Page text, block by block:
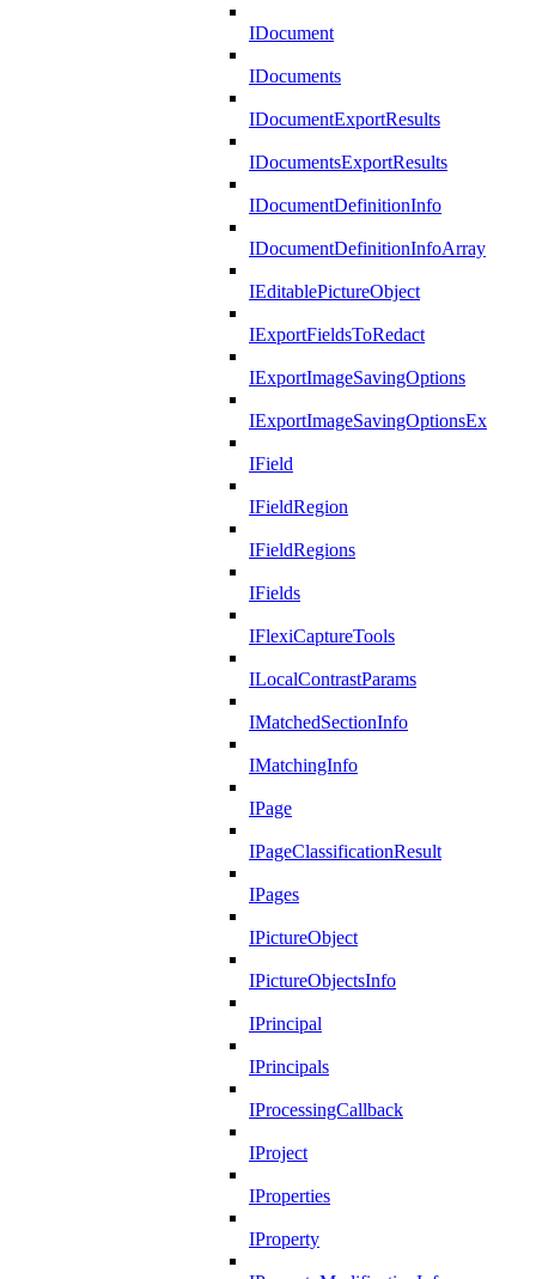
IDocument
IDocuments
IDocumentExportResults
IDocumentsExportResults
IDocumentDefinitionInfo
IDocumentDefinitionInfoArray
IEditablePictureObject
IExportFieldsToRedact
IExportImageSavingOptions
IExportImageSavingOptionsEx
IField
IFieldRegion
IFieldRegions
IFields
IFlexiCaptureTools
ILocalContrastParams
IMatchedSectionInfo
IMatchingInfo
IPage
IPageClassificationResult
IPages
IPictureObject
IPictureObjectsInfo
IPrincipal
IPrincipals
IProcessingCallback
IProject
IProperties
IProperty